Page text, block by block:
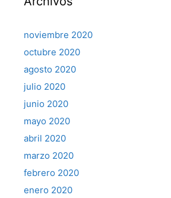
noviembre 2020
octubre 2020
agosto 2020
julio 2020
junio 2020
mayo 2020
abril 2020
marzo 2020
febrero 2020
enero 2020